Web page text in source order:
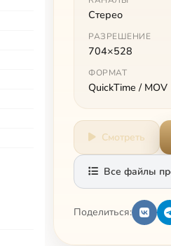
Стерео
РАЗРЕШЕНИЕ
704×528
ФОРМАТ
QuickTime / MOV
Смотреть
Все файлы
Поделиться: